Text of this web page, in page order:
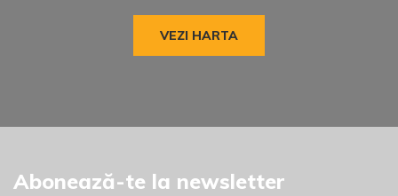
VEZI HARTA
Abonează-te la newsletter